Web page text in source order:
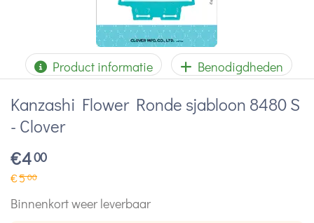
Product informatie Benodigdheden
Kanzashi Flower Ronde sjabloon 8480 S
- Clover
€400
€500
Binnenkort weer leverbaar